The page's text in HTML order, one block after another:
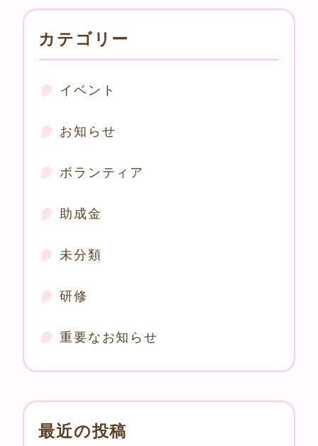
カテゴリー
イベント
お知らせ
ボランティア
助成金
未分類
研修
重要なお知らせ
最近の投稿